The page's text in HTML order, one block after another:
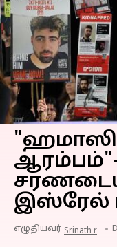
சரணடைய
இஸ்ரேல்
எழுதியவர் Srinath r